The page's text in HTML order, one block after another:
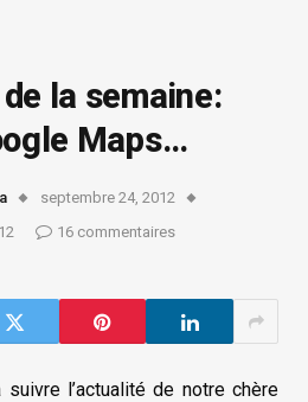
la semaine:
Maps…
septembre 24, 2012
16 commentaires
l’actualité de notre chère